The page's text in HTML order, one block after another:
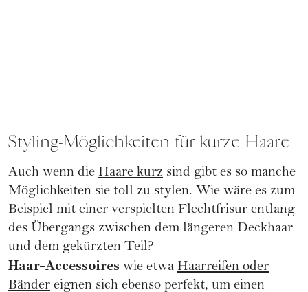
Styling-Möglichkeiten für kurze Haare
Auch wenn die Haare kurz sind gibt es so manche
Möglichkeiten sie toll zu stylen. Wie wäre es zum
Beispiel mit einer verspielten Flechtfrisur entlang
des Übergangs zwischen dem längeren Deckhaar
und dem gekürzten Teil?
Haar-Accessoires wie etwa Haarreifen oder
Bänder eignen sich ebenso perfekt, um einen